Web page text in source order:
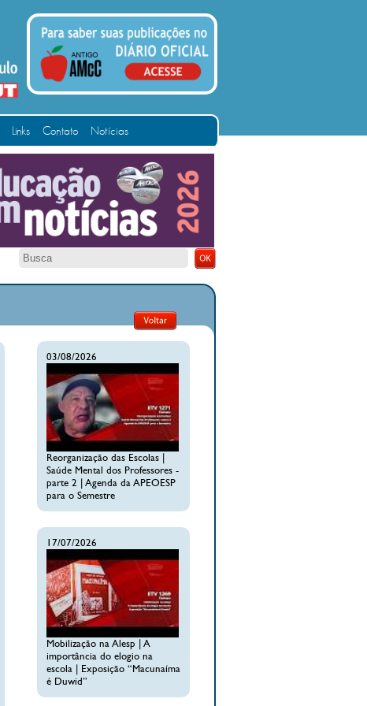
Links Contato Notícias
03/08/2026
Reorganização das Escolas |
Saúde Mental dos Professores -
parte 2 | Agenda da APEOESP
para o Semestre
17/07/2026
Mobilização na Alesp | A
importância do elogio na
escola | Exposição “Macunaíma
é Duwid”